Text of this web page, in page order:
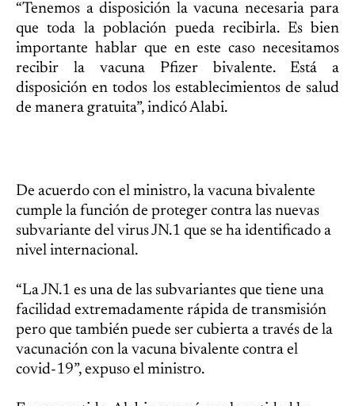
“Tenemos a disposición la vacuna necesaria para
que toda la población pueda recibirla. Es bien
importante hablar que en este caso necesitamos
recibir la vacuna Pfizer bivalente. Está a
disposición en todos los establecimientos de salud
de manera gratuita”, indicó Alabi.
De acuerdo con el ministro, la vacuna bivalente
cumple la función de proteger contra las nuevas
subvariante del virus JN.1 que se ha identificado a
nivel internacional.
“La JN.1 es una de las subvariantes que tiene una
facilidad extremadamente rápida de transmisión
pero que también puede ser cubierta a través de la
vacunación con la vacuna bivalente contra el
covid-19”, expuso el ministro.